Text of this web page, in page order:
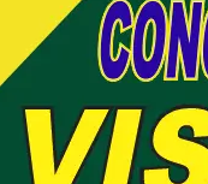
no carrinho.
a loja